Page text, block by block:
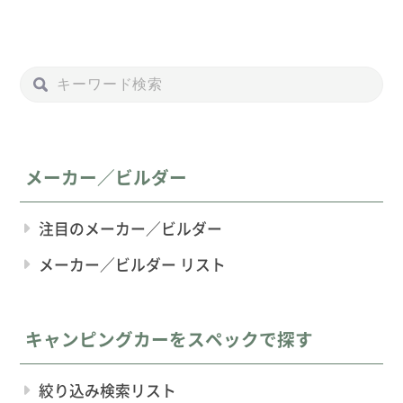
メーカー／ビルダー
注目のメーカー／ビルダー
メーカー／ビルダー リスト
キャンピングカーをスペックで探す
絞り込み検索リスト